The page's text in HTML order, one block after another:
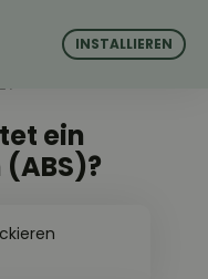
ein
INSTALLIEREN